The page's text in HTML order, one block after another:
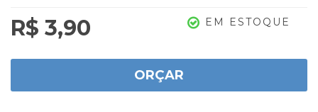
R$ 3,90 EM ESTOQUE
ORÇAR